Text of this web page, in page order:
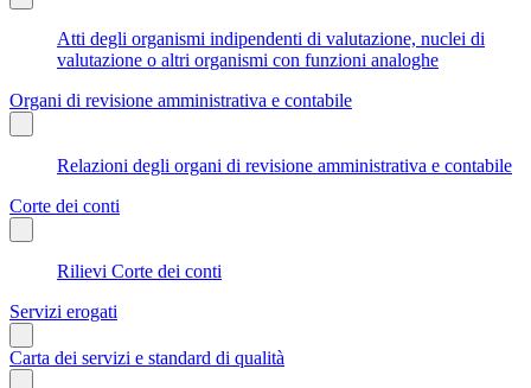
Atti degli organismi indipendenti di valutazione, nuclei di
valutazione o altri organismi con funzioni analoghe
Organi di revisione amministrativa e contabile
Relazioni degli organi di revisione amministrativa e contabile
Corte dei conti
Rilievi Corte dei conti
Servizi erogati
Carta dei servizi e standard di qualità